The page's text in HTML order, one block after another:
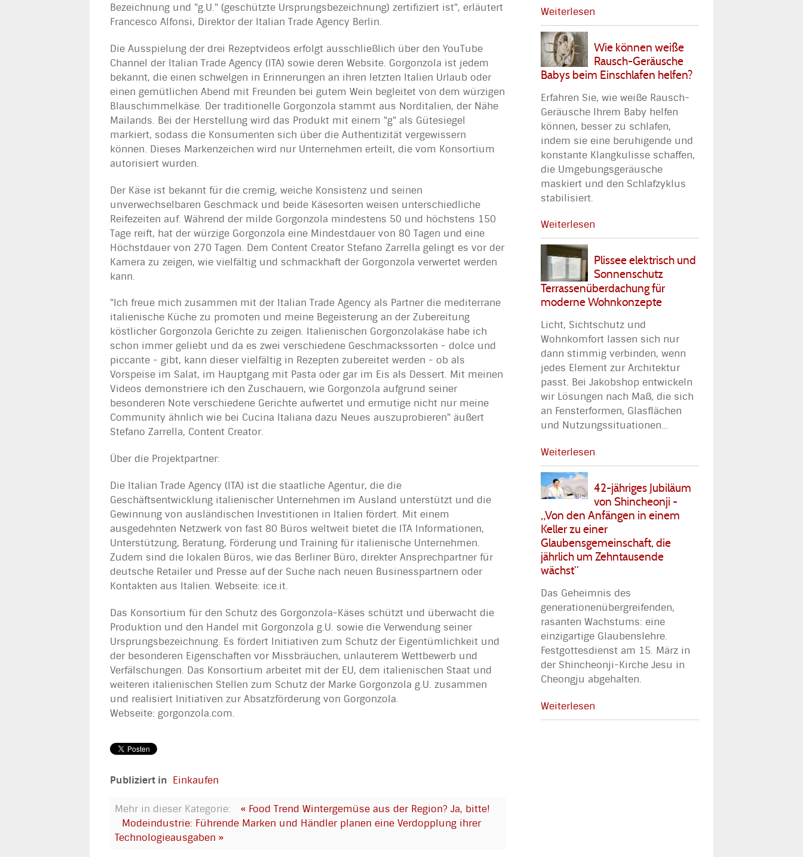
Bezeichnung und "g.U." (geschützte Ursprungsbezeichnung) zertifiziert ist", erläutert
Francesco Alfonsi, Direktor der Italian Trade Agency Berlin.
Die Ausspielung der drei Rezeptvideos erfolgt ausschließlich über den YouTube
Channel der Italian Trade Agency (ITA) sowie deren Website. Gorgonzola ist jedem
bekannt, die einen schwelgen in Erinnerungen an ihren letzten Italien Urlaub oder
einen gemütlichen Abend mit Freunden bei gutem Wein begleitet von dem würzigen
Blauschimmelkäse. Der traditionelle Gorgonzola stammt aus Norditalien, der Nähe
Mailands. Bei der Herstellung wird das Produkt mit einem "g" als Gütesiegel
markiert, sodass die Konsumenten sich über die Authentizität vergewissern
können. Dieses Markenzeichen wird nur Unternehmen erteilt, die vom Konsortium
autorisiert wurden.
Der Käse ist bekannt für die cremig, weiche Konsistenz und seinen
unverwechselbaren Geschmack und beide Käsesorten weisen unterschiedliche
Reifezeiten auf. Während der milde Gorgonzola mindestens 50 und höchstens 150
Tage reift, hat der würzige Gorgonzola eine Mindestdauer von 80 Tagen und eine
Höchstdauer von 270 Tagen. Dem Content Creator Stefano Zarrella gelingt es vor der
Kamera zu zeigen, wie vielfältig und schmackhaft der Gorgonzola verwertet werden
kann.
"Ich freue mich zusammen mit der Italian Trade Agency als Partner die mediterrane
italienische Küche zu promoten und meine Begeisterung an der Zubereitung
köstlicher Gorgonzola Gerichte zu zeigen. Italienischen Gorgonzolakäse habe ich
schon immer geliebt und da es zwei verschiedene Geschmackssorten - dolce und
piccante - gibt, kann dieser vielfältig in Rezepten zubereitet werden - ob als
Vorspeise im Salat, im Hauptgang mit Pasta oder gar im Eis als Dessert. Mit meinen
Videos demonstriere ich den Zuschauern, wie Gorgonzola aufgrund seiner
besonderen Note verschiedene Gerichte aufwertet und ermutige nicht nur meine
Community ähnlich wie bei Cucina Italiana dazu Neues auszuprobieren" äußert
Stefano Zarrella, Content Creator.
Über die Projektpartner:
Die Italian Trade Agency (ITA) ist die staatliche Agentur, die die
Geschäftsentwicklung italienischer Unternehmen im Ausland unterstützt und die
Gewinnung von ausländischen Investitionen in Italien fördert. Mit einem
ausgedehnten Netzwerk von fast 80 Büros weltweit bietet die ITA Informationen,
Unterstützung, Beratung, Förderung und Training für italienische Unternehmen.
Zudem sind die lokalen Büros, wie das Berliner Büro, direkter Ansprechpartner für
deutsche Retailer und Presse auf der Suche nach neuen Businesspartnern oder
Kontakten aus Italien. Webseite: ice.it.
Das Konsortium für den Schutz des Gorgonzola-Käses schützt und überwacht die
Produktion und den Handel mit Gorgonzola g.U. sowie die Verwendung seiner
Ursprungsbezeichnung. Es fördert Initiativen zum Schutz der Eigentümlichkeit und
der besonderen Eigenschaften vor Missbräuchen, unlauterem Wettbewerb und
Verfälschungen. Das Konsortium arbeitet mit der EU, dem italienischen Staat und
weiteren italienischen Stellen zum Schutz der Marke Gorgonzola g.U. zusammen
und realisiert Initiativen zur Absatzförderung von Gorgonzola.
Webseite: gorgonzola.com.
Publiziert in Einkaufen
Mehr in dieser Kategorie:
« Food Trend Wintergemüse aus der Region? Ja, bitte!
Modeindustrie: Führende Marken und Händler planen eine Verdopplung ihrer
Technologieausgaben »
Weiterlesen
Wie können weiße
Rausch-Geräusche
Babys beim Einschlafen helfen?
Erfahren Sie, wie weiße Rausch-
Geräusche Ihrem Baby helfen
können, besser zu schlafen,
indem sie eine beruhigende und
konstante Klangkulisse schaffen,
die Umgebungsgeräusche
maskiert und den Schlafzyklus
stabilisiert.
Weiterlesen
Plissee elektrisch und
Sonnenschutz
Terrassenüberdachung für
moderne Wohnkonzepte
Licht, Sichtschutz und
Wohnkomfort lassen sich nur
dann stimmig verbinden, wenn
jedes Element zur Architektur
passt. Bei Jakobshop entwickeln
wir Lösungen nach Maß, die sich
an Fensterformen, Glasflächen
und Nutzungssituationen…
Weiterlesen
42-jähriges Jubiläum
von Shincheonji -
„Von den Anfängen in einem
Keller zu einer
Glaubensgemeinschaft, die
jährlich um Zehntausende
wächst“
Das Geheimnis des
generationenübergreifenden,
rasanten Wachstums: eine
einzigartige Glaubenslehre.
Festgottesdienst am 15. März in
der Shincheonji-Kirche Jesu in
Cheongju abgehalten.
Weiterlesen